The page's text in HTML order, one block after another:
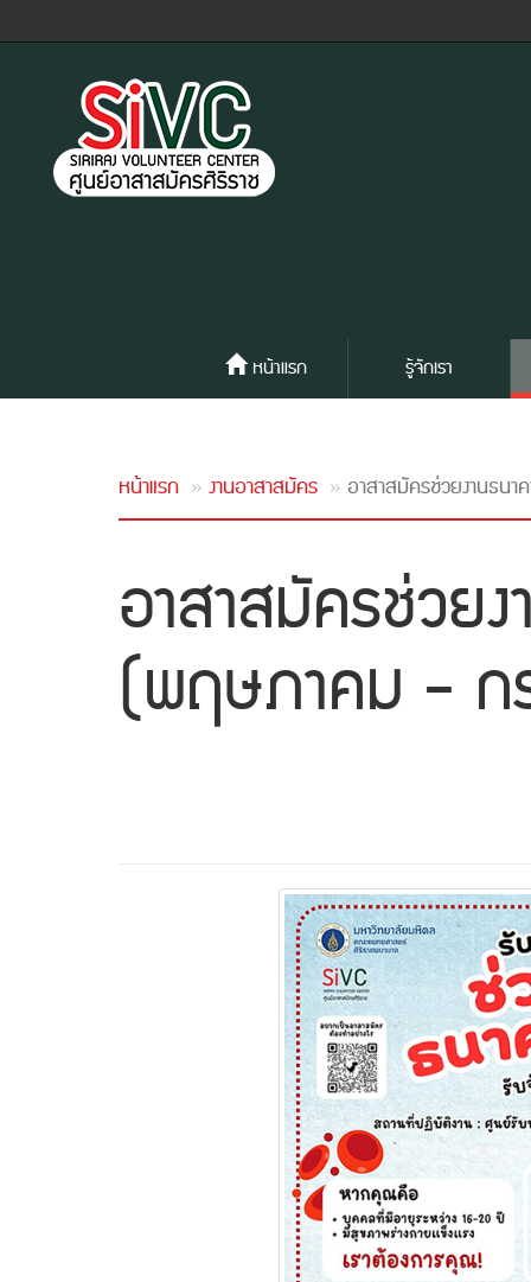
หน้าแรก รู้จักเรา
หน้าแรก งานอาสาสมัคร อาสาสมัครช่วยงานธ
อาสาสมัครช่วยง
(พฤษภาคม - ก